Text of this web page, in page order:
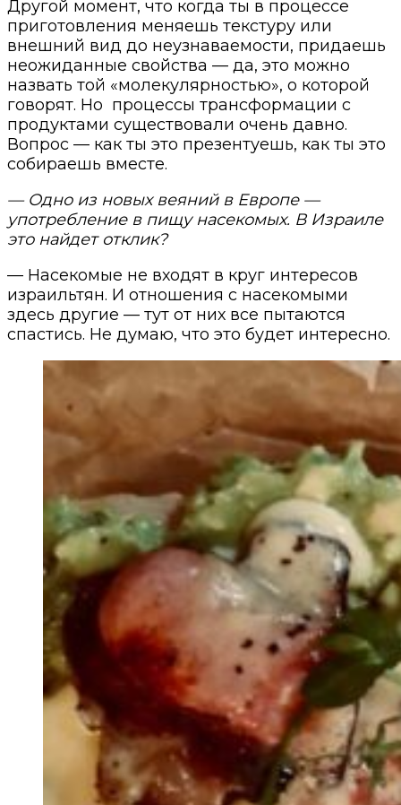
Другой момент, что когда ты в процессе
приготовления меняешь текстуру или
внешний вид до неузнаваемости, придаешь
неожиданные свойства — да, это можно
назвать той «молекулярностью», о которой
говорят. Но процессы трансформации с
продуктами существовали очень давно.
Вопрос — как ты это презентуешь, как ты это
собираешь вместе.
— Одно из новых веяний в Европе —
употребление в пищу насекомых. В Израиле
это найдет отклик?
— Насекомые не входят в круг интересов
израильтян. И отношения с насекомыми
здесь другие — тут от них все пытаются
спастись. Не думаю, что это будет интересно.